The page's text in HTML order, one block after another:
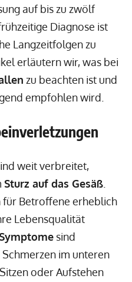
auf bis zu zwölf
Diagnose ist
Langzeitfolgen zu
erläutern wir, was bei
zu beachten ist und
empfohlen wird.
weit verbreitet,
Sturz auf das Gesäß
für Betroffene erheblich
Lebensqualität
Symptome sind
im unteren
oder Aufstehen